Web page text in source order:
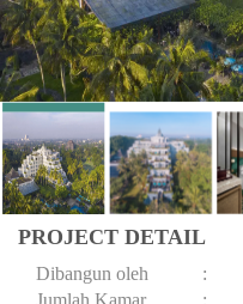
PROJECT DETAIL
Dibangun oleh :
Jumlah Kamar
: